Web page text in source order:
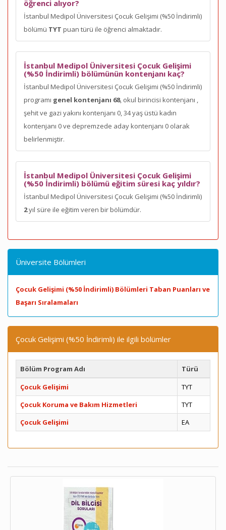
öğrenci alıyor?
İstanbul Medipol Üniversitesi Çocuk Gelişimi (%50 İndirimli)
bölümü TYT puan türü ile öğrenci almaktadır.
İstanbul Medipol Üniversitesi Çocuk Gelişimi
(%50 İndirimli) bölümünün kontenjanı kaç?
İstanbul Medipol Üniversitesi Çocuk Gelişimi (%50 İndirimli)
programı genel kontenjanı 68, okul birincisi kontenjanı ,
şehit ve gazi yakını kontenjanı 0, 34 yaş üstü kadın
kontenjanı 0 ve depremzede aday kontenjanı 0 olarak
belirlenmiştir.
İstanbul Medipol Üniversitesi Çocuk Gelişimi
(%50 İndirimli) bölümü eğitim süresi kaç yıldır?
İstanbul Medipol Üniversitesi Çocuk Gelişimi (%50 İndirimli)
2yıl süre ile eğitim veren bir bölümdür.
Üniversite Bölümleri
Çocuk Gelişimi (%50 İndirimli) Bölümleri Taban Puanları ve
Başarı Sıralamaları
Çocuk Gelişimi (%50 İndirimli) ile ilgili bölümler
Bölüm Program Adı
Türü
Çocuk Gelişimi
TYT
Çocuk Koruma ve Bakım Hizmetleri
TYT
Çocuk Gelişimi
EA